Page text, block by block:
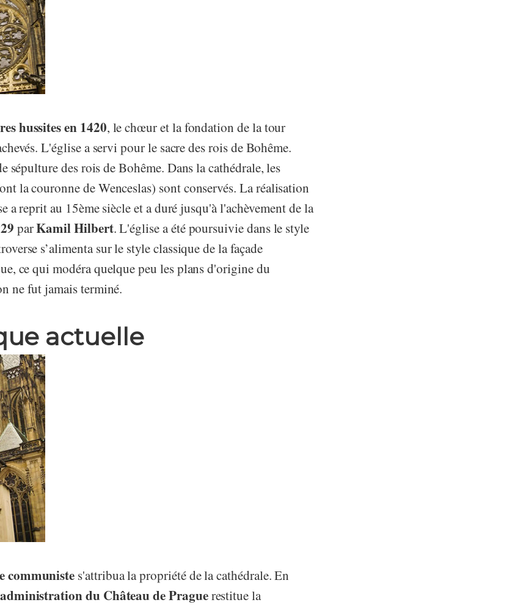
hussites en 1420, le chœur et la fondation de la tour
L'église a servi pour le sacre des rois de Bohême.
sépulture des rois de Bohême. Dans la cathédrale, les
la couronne de Wenceslas) sont conservés. La réalisation
a reprit au 15ème siècle et a duré jusqu'à l'achèvement de la
parKamil Hilbert. L'église a été poursuivie dans le style
s’alimenta sur le style classique de la façade
ce qui modéra quelque peu les plans d'origine du
ne fut jamais terminé.
actuelle
communiste s'attribua la propriété de la cathédrale. En
du Château de Praguerestitue la